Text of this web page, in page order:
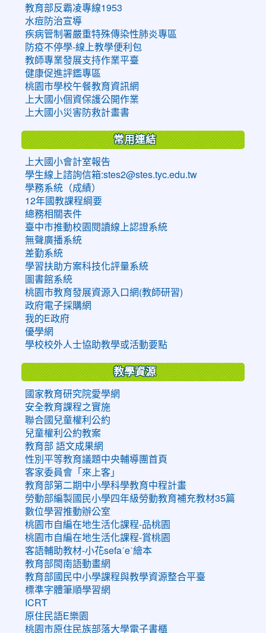
教育部反霸凌專線1953
水痘防治宣導
疾病管制署嚴重特殊傳染性肺炎專區
防疫不停學-線上教學便利包
教師專業發展支持作業平臺
健康促進評鑑專區
桃園市學校午餐教育資訊網
上大國小個資保護公開作業
上大國小災害防救計畫書
常用連結
上大國小會計室報告
學生線上諮詢信箱:stes2@stes.tyc.edu.tw
學務系統（成績）
12年國教課程綱要
總務相關表件
臺中市推動校園閱讀線上認證系統
無聲廣播系統
差勤系統
學習扶助方案科技化評量系統
圖書館系統
桃園市教育發展資源入口網(教師研習)
政府電子採購網
我的E政府
優學網
學校校外人士協助教學或活動要點
教學資源
國家教育研究院愛學網
安全教育課程之實施
聯合國兒童權利公約
兒童權利公約教案
教育部 語文成果網
性別平等教育議題中央輔導團首頁
客家委員會「來上客」
教育部第二期中小學科學教育中程計畫
勞動部編製國民小學四年級勞動教育補充教材35篇
數位學習推動辦公室
桃園市自編在地生活化課程-品桃園
桃園市自編在地生活化課程-賞桃園
客語輔助教材-小花sefaˊeˋ繪本
教育部閩南語動畫網
教育部國民中小學課程與教學資源整合平臺
標準字體筆順學習網
ICRT
原住民語E樂園
桃園市原住民族部落大學電子書櫃